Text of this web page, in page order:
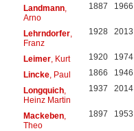
Landmann,
Arno
1887 1966
Lehrndorfer,
Franz
1928 2013
Leimer, Kurt 1920 1974
Lincke, Paul 1866 1946
Longquich,
Heinz Martin
1937 2014
Mackeben,
Theo
1897 1953